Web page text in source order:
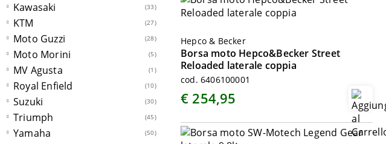
Kawasaki (33)
KTM (27)
Moto Guzzi (28)
Moto Morini (5)
MV Agusta (1)
Royal Enfield (10)
Suzuki (30)
Triumph (45)
Yamaha (50)
Hepco & Becker
Borsa moto Hepco&Becker Street
Reloaded laterale coppia
cod. 6406100001
€ 254,95